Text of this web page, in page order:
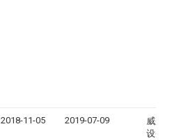
2018-11-05 2019-07-09
威尔
设备